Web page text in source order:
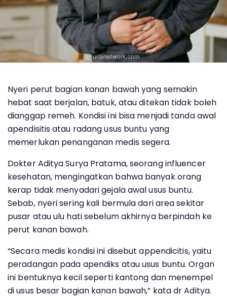
Nyeri perut bagian kanan bawah yang semakin
hebat saat berjalan, batuk, atau ditekan tidak boleh
dianggap remeh. Kondisi ini bisa menjadi tanda awal
apendisitis atau radang usus buntu yang
memerlukan penanganan medis segera.
Dokter Aditya Surya Pratama, seorang influencer
kesehatan, mengingatkan bahwa banyak orang
kerap tidak menyadari gejala awal usus buntu.
Sebab, nyeri sering kali bermula dari area sekitar
pusar atau ulu hati sebelum akhirnya berpindah ke
perut kanan bawah.
“Secara medis kondisi ini disebut appendicitis, yaitu
peradangan pada apendiks atau usus buntu. Organ
ini bentuknya kecil seperti kantong dan menempel
di usus besar bagian kanan bawah,” kata dr Aditya.